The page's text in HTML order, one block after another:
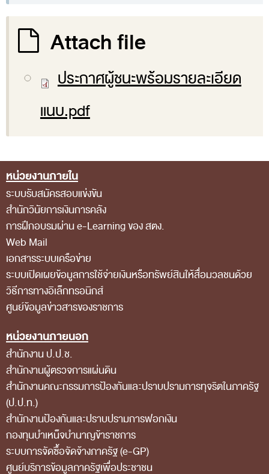
ที่ปรึกษาประจำสำนักงาน
ผู้บริหารเทคโนโลยีสารสนเทศระดับสูง (CIO)
หน้าที่และอำนาจ และการแบ่งส่วนราชการ
หน้าที่และอำนาจ
โครงสร้างหน่วยงาน
ส่วนภูมิภาค
คณะกรรมการตรวจสอบของสำนักงานการตรวจเงิน
แผ่นดิน
โครงสร้างคณะกรรมการตรวจสอบ
เอกสารที่เกี่ยวข้องกับคณะกรรมการตรวจสอบ
คณะกรรมการมาตรฐานจริยธรรมของเจ้าหน้าที่และ
บุคลากรอื่น
เอกสารที่เกี่ยวข้อง
ตราสัญลักษณ์ สตง.
ผลการตรวจสอบ
ผลการตรวจสอบที่สำคัญ
สถิติการตรวจสอบรายงานการเงิน
ข้อมูลสาธารณะ
Attach file
ประกาศผู้ชนะพร้อมรายละเอียด
แนบ.pdf
Footer Menu
หน่วยงานภายใน
ระบบรับสมัครสอบแข่งขัน
สำนักวินัยการเงินการคลัง
การฝึกอบรมผ่าน e-Learning ของ สตง.
Web Mail
เอกสารระบบเครือข่าย
ระบบเปิดเผยข้อมูลการใช้จ่ายเงินหรือทรัพย์สินให้สื่อมวลชนด้วย
วิธีการทางอิเล็กทรอนิกส์
ศูนย์ข้อมูลข่าวสารของราชการ
หน่วยงานภายนอก
สำนักงาน ป.ป.ช.
สำนักงานผู้ตรวจการแผ่นดิน
สำนักงานคณะกรรมการป้องกันและปราบปรามการทุจริตในภาครัฐ
(ป.ป.ท.)
สำนักงานป้องกันและปราบปรามการฟอกเงิน
กองทุนบำเหน็จบำนาญข้าราชการ
ระบบการจัดซื้อจัดจ้างภาครัฐ (e-GP)
ศูนย์บริการข้อมูลภาครัฐเพื่อประชาชน